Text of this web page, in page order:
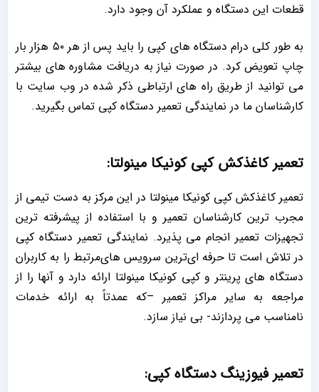
قطعات این دستگاه و عملکرد آن وجود دارد.
به طور کلی درام دستگاه های کپی را باید پس از هر ۵۰ هزار بار
چاپ تعویض کرد. در صورت نیاز به دریافت مشاوره های بیشتر
می توانید از طریق راه های ارتباطی ذکر شده در وب سایت با
کارشناسان ما در نمایندگی تعمیر دستگاه کپی تماس بگیرید.
تعمیر کاغذکش کپی کونیکا مینولتا:
تعمیر کاغذکش کپی کونیکا مینولتا در این مرکز به دست تیمی از
مجرب ترین کارشناسان تعمیر و با استفاده از پیشرفته ترین
تجهیزات تعمیر انجام می پذیرد. نمایندگی تعمیر دستگاه کپی
در تلاش است تا حرفه ای‌ترین سرویس های‌مرتبط را به کاربران
دستگاه های پرینتر و کپی کونیکا مینولتا ارائه دارد و آنها را از
مراجعه به سایر مراکز تعمیر –که عمدتاً به ارائه خدمات
نامناسب می پردازند- بی نیاز سازد.
تعمیر فیوزینگ دستگاه کپی: